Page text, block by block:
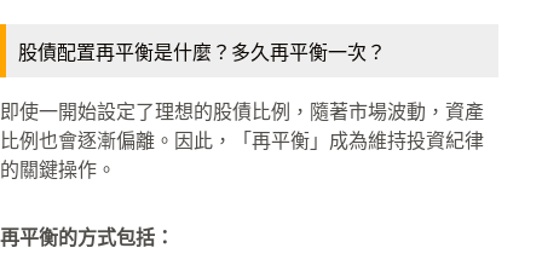
股債配置再平衡是什麼？多久再平衡一次？
即使一開始設定了理想的股債比例，隨著市場波動，資產
比例也會逐漸偏離。因此，「再平衡」成為維持投資紀律
的關鍵操作。
再平衡的方式包括：